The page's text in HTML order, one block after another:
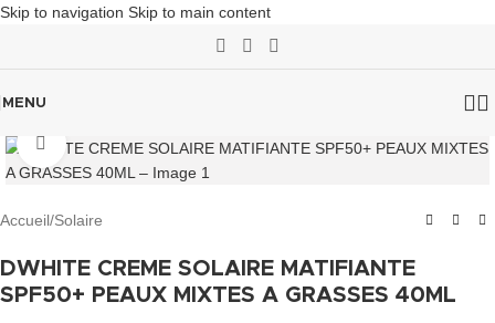
Skip to navigation Skip to main content
MENU
Click to enlarge
Accueil/Solaire
DWHITE CREME SOLAIRE MATIFIANTE
SPF50+ PEAUX MIXTES A GRASSES 40ML